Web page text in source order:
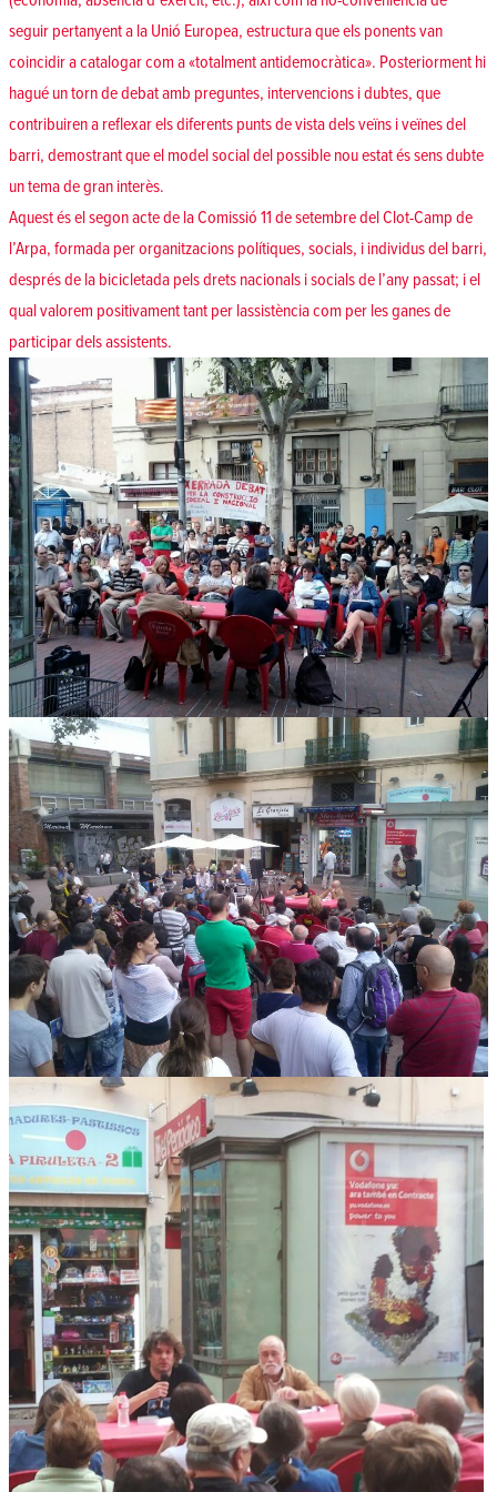
seguir pertanyent a la Unió Europea, estructura que els ponents van
coincidir a catalogar com a «totalment antidemocràtica». Posteriorment hi
hagué un torn de debat amb preguntes, intervencions i dubtes, que
contribuiren a reflexar els diferents punts de vista dels veïns i veïnes del
barri, demostrant que el model social del possible nou estat és sens dubte
un tema de gran interès.
Aquest és el segon acte de la Comissió 11 de setembre del Clot-Camp de
l’Arpa, formada per organitzacions polítiques, socials, i individus del barri,
després de la bicicletada pels drets nacionals i socials de l’any passat; i el
qual valorem positivament tant per lassistència com per les ganes de
participar dels assistents.